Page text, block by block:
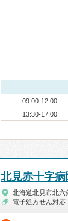
09:00-12:00
13:30-17:00
北見赤十字病
北海道北見市北六
電子処方せん対応